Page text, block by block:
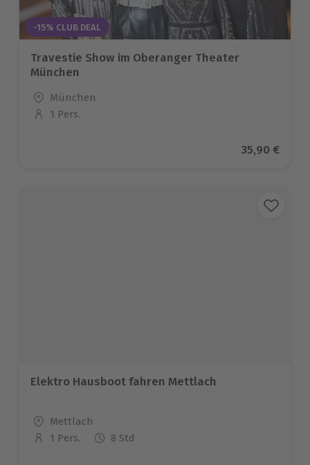
-15% CLUB DEAL
Travestie Show im Oberanger Theater
München
Standort
München
Anzahl der Teilnehmer
1 Pers.
Aktueller
35,90 €
Elektro Hausboot fahren Mettlach
Standort
Mettlach
Anzahl der Teilnehmer
1 Pers. 8 Std